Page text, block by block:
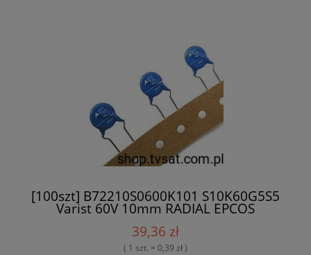
[100szt] B72210S0600K101 S10K60G5S5
Varist 60V 10mm RADIAL EPCOS
39,36 zł
( 1 szt. = 0,39 zł )